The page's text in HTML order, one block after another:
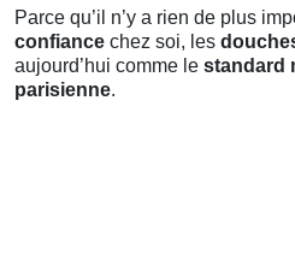
Parce qu’il n’y a rien de plus
confiance chez soi, les
aujourd’hui comme le standard
parisienne.